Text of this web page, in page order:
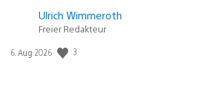
Ulrich Wimmeroth
Freier Redakteur
Veröffentlichungsdatum:
6. Aug 2026 3